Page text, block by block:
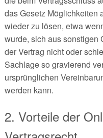
das Gesetz Möglichkeiten
wieder zu lösen, etwa
wurde, sich aus sonstigen
der Vertrag nicht oder
Sachlage so gravierend
ursprünglichen
werden kann.
2. Vorteile der